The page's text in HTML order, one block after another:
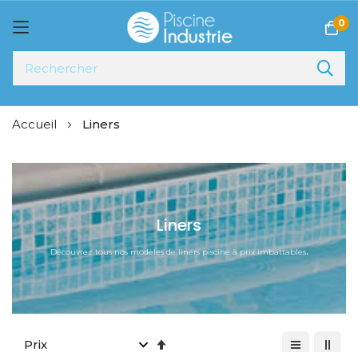
0
Allez
contenu
Accueil Liners
Liners
Découvrez tous nos modèles de liners piscine à prix imbattables.